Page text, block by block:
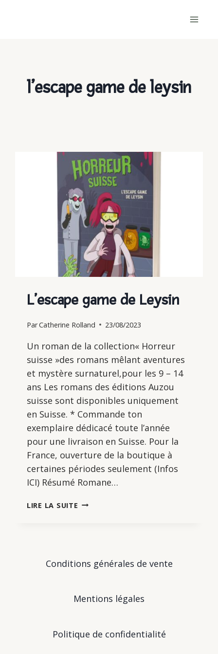
l’escape game de leysin
L’escape game de Leysin
ParCatherine Rolland 23/08/2023
Un roman de la collection« Horreur
suisse »des romans mêlant aventures
et mystère surnaturel,pour les 9 – 14
ans Les romans des éditions Auzou
suisse sont disponibles uniquement
en Suisse. * Commande ton
exemplaire dédicacé toute l’année
pour une livraison en Suisse. Pour la
France, ouverture de la boutique à
certaines périodes seulement (Infos
ICI) Résumé Romane…
LIRE LA SUITE L’ESCAPE
Conditions générales de vente
Mentions légales
Politique de confidentialité